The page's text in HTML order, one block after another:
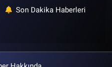
Son Dakika Haberleri